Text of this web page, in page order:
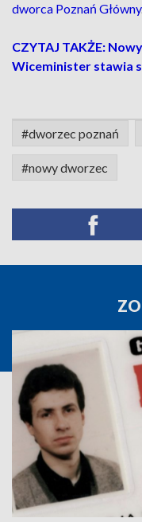
dworca Poznań Główny
CZYTAJ TAKŻE:
Wiceminister stawia
#dworzec poznań
#nowy dworzec